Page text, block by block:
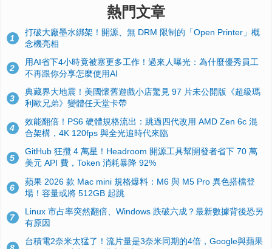
熱門文章
1
打破大廠墨水綁架！開源、無 DRM 限制的「Open Printer」概
念機亮相
2
用AI省下4小時竟被塞更多工作！過來人曝光：為什麼優秀員工
不再跟你分享怎麼使用AI
3
典藏界大地震！美國懷舊遊戲小店驚見 97 片未公開版《超級瑪
利歐兄弟》變體任天堂卡帶
4
效能翻倍！PS6 硬體規格流出：跳過四代改用 AMD Zen 6c 混
合架構，4K 120fps 與全光追時代來臨
5
GitHub 狂攬 4 萬星！Headroom 開源工具幫開發者省下 70 萬
美元 API 費，Token 消耗暴降 92%
6
蘋果 2026 款 Mac mini 規格爆料：M6 與 M5 Pro 異色搭檔登
場！容量或將 512GB 起跳
7
Linux 市占率突然翻倍、Windows 跌破六成？最新數據背後恐另
有原因
台積電2奈米太猛了！流片量是3奈米同期的4倍，Google與蘋果